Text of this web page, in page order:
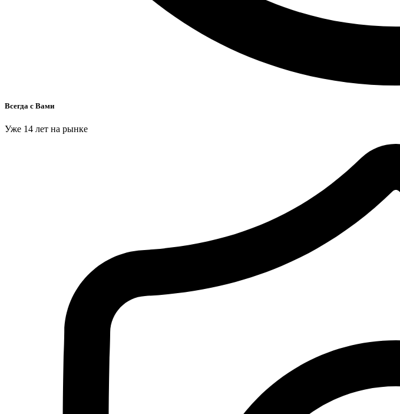
Всегда с Вами
Уже 14 лет на рынке